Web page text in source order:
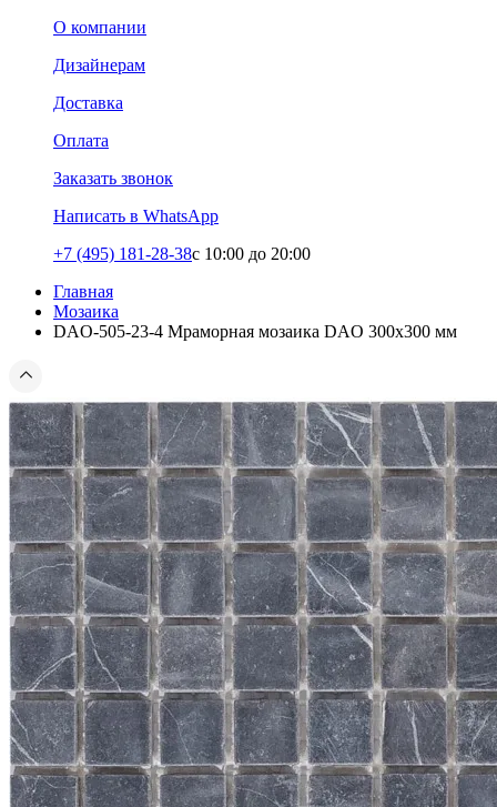
О компании
Дизайнерам
Доставка
Оплата
Заказать звонок
Написать в WhatsApp
+7 (495) 181-28-38c 10:00 до 20:00
Главная
Мозаика
DAO-505-23-4 Мраморная мозаика DAO 300x300 мм